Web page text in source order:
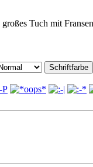
Tuch mit